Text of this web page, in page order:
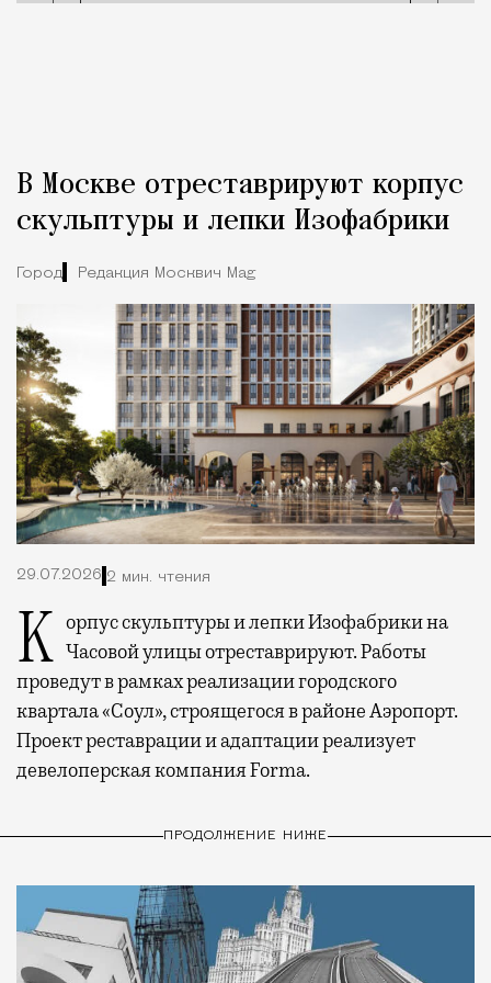
В Москве отреставрируют корпус
скульптуры и лепки Изофабрики
Город Редакция Москвич Mag
29.07.2026 2 мин. чтения
Корпус скульптуры и лепки Изофабрики на Часовой улицы отреставрируют. Работы
проведут в рамках реализации городского
квартала «Соул», строящегося в районе Аэропорт.
Проект реставрации и адаптации реализует
девелоперская компания Forma.
ПРОДОЛЖЕНИЕ НИЖЕ